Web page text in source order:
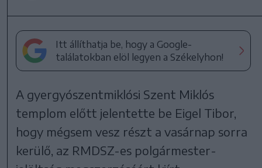
Itt állíthatja be, hogy a Google-
találatokban elöl legyen a Székelyhon!
A gyergyószentmiklósi Szent Miklós
templom előtt jelentette be Eigel Tibor,
hogy mégsem vesz részt a vasárnap sorra
kerülő, az RMDSZ-es polgármester-